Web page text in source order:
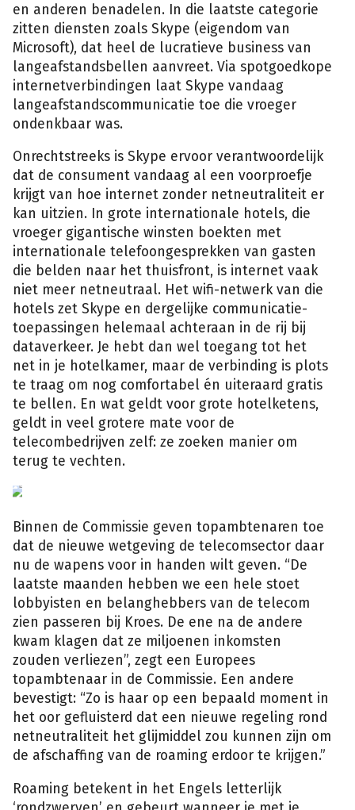
en anderen benadelen. In die laatste categorie
zitten diensten zoals Skype (eigendom van
Microsoft), dat heel de lucratieve business van
langeafstandsbellen aanvreet. Via spotgoedkope
internetverbindingen laat Skype vandaag
langeafstandscommunicatie toe die vroeger
ondenkbaar was.
Onrechtstreeks is Skype ervoor verantwoordelijk
dat de consument vandaag al een voorproefje
krijgt van hoe internet zonder netneutraliteit er
kan uitzien. In grote internationale hotels, die
vroeger gigantische winsten boekten met
internationale telefoongesprekken van gasten
die belden naar het thuisfront, is internet vaak
niet meer netneutraal. Het wifi-netwerk van die
hotels zet Skype en dergelijke communicatie-
toepassingen helemaal achteraan in de rij bij
dataverkeer. Je hebt dan wel toegang tot het
net in je hotelkamer, maar de verbinding is plots
te traag om nog comfortabel én uiteraard gratis
te bellen. En wat geldt voor grote hotelketens,
geldt in veel grotere mate voor de
telecombedrijven zelf: ze zoeken manier om
terug te vechten.
Binnen de Commissie geven topambtenaren toe
dat de nieuwe wetgeving de telecomsector daar
nu de wapens voor in handen wilt geven. “De
laatste maanden hebben we een hele stoet
lobbyisten en belanghebbers van de telecom
zien passeren bij Kroes. De ene na de andere
kwam klagen dat ze miljoenen inkomsten
zouden verliezen”, zegt een Europees
topambtenaar in de Commissie. Een andere
bevestigt: “Zo is haar op een bepaald moment in
het oor gefluisterd dat een nieuwe regeling rond
netneutraliteit het glijmiddel zou kunnen zijn om
de afschaffing van de roaming erdoor te krijgen.”
Roaming betekent in het Engels letterlijk